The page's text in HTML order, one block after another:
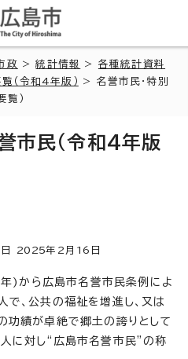
政 >統計情報 > 各種統計資料
（令和4年版）
> 名誉市民・特別
覧）
市民（令和4年版
2025年2月 16 日
)から広島市名誉市民条例によ
で、公共の福祉を増進し、又は
功績が卓絶で郷土の誇りとして
に対し“広島市名誉市民”の称